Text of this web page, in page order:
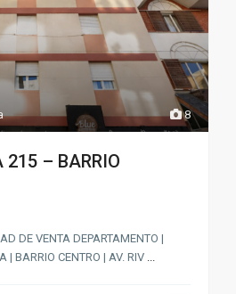
8
215 – BARRIO
DE VENTA DEPARTAMENTO |
| BARRIO CENTRO | AV. RIV ...